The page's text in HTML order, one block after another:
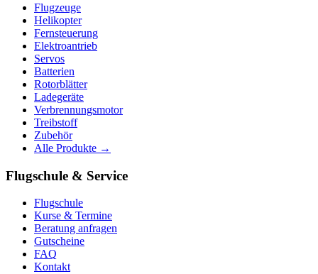
Flugzeuge
Helikopter
Fernsteuerung
Elektroantrieb
Servos
Batterien
Rotorblätter
Ladegeräte
Verbrennungsmotor
Treibstoff
Zubehör
Alle Produkte →
Flugschule & Service
Flugschule
Kurse & Termine
Beratung anfragen
Gutscheine
FAQ
Kontakt